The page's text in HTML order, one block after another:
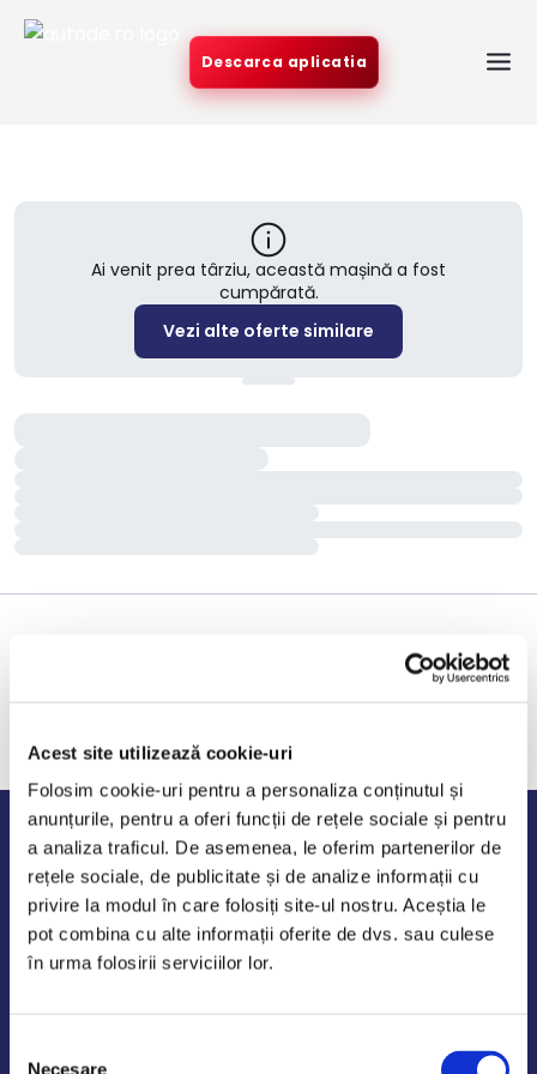
Acest site utilizează cookie-uri
Folosim cookie-uri pentru a personaliza conținutul și
anunțurile, pentru a oferi funcții de rețele sociale și pentru
a analiza traficul. De asemenea, le oferim partenerilor de
rețele sociale, de publicitate și de analize informații cu
privire la modul în care folosiți site-ul nostru. Aceștia le
pot combina cu alte informații oferite de dvs. sau culese
în urma folosirii serviciilor lor.
Necesare
Descarca aplicatia
Ai venit prea târziu, această mașină a fost
cumpărată.
Vezi alte oferte similare
Program de lucru
Luni - Vineri: 09:00-18:00
Sambata - Duminica: 10:00-14:00